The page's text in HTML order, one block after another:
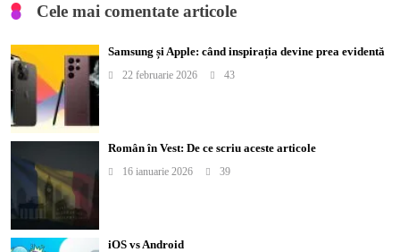
Cele mai comentate articole
Samsung și Apple: când inspirația devine prea evidentă
22 februarie 2026 43
Român în Vest: De ce scriu aceste articole
16 ianuarie 2026 39
iOS vs Android